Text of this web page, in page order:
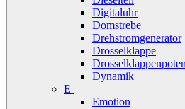
Digitaluhr
Domstrebe
Drehstromgenerator
Drosselklappe
Dynamik
E
Emotion